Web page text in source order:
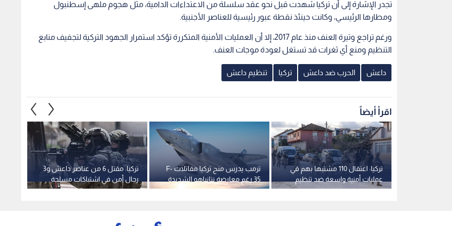
تجدر الإشارة إلى أن تركيا شهدت قبل نحو عقد سلسلة من الاعتداءات الدامية، مثل هجوم ملهى إسطنبول
ومطارها الرئيسي، وكانت حينئذ نقطة عبور رئيسية للعناصر الأجنبية.
ورغم تراجع وتيرة العنف منذ عام 2017، إلا أن العمليات الأمنية المتكررة تؤكد استمرار الجهود التركية لتجفيف منابع
التنظيم ومنع أي ثغرات قد تستغل لعودة موجات العنف.
داعش الحرب ضد داعش تركيا تنظيم داعش
اقرأ أيضاً
تركيا: مقتل 6 من عناصر داعش و3
رجال أمن في اشتباكات مسلحة
عنيفة شمال غربي البلاد
ترمب يدرس منح تركيا مقاتلات F-
35 رغم معارضة نتانياهو الشديدة
تركيا: اعتقال 110 مشتبها بهم في
عمليات أمنية واسعة ضد تنظيم
"داعش"